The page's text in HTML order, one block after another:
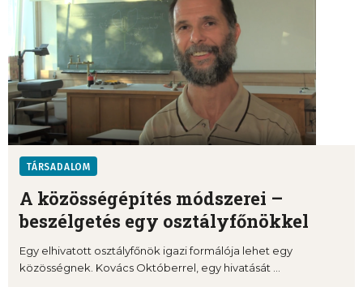
TÁRSADALOM
A közösségépítés módszerei –
beszélgetés egy osztályfőnökkel
Egy elhivatott osztályfőnök igazi formálója lehet egy
közösségnek. Kovács Októberrel, egy hivatását ...